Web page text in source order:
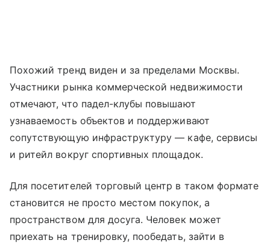
Похожий тренд виден и за пределами Москвы.
Участники рынка коммерческой недвижимости
отмечают, что падел-клубы повышают
узнаваемость объектов и поддерживают
сопутствующую инфраструктуру — кафе, сервисы
и ритейл вокруг спортивных площадок.
Для посетителей торговый центр в таком формате
становится не просто местом покупок, а
пространством для досуга. Человек может
приехать на тренировку, пообедать, зайти в